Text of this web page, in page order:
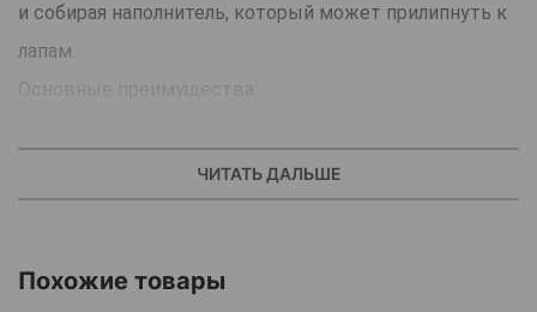
и собирая наполнитель, который может прилипнуть к
лапам.
Основные преимущества:
Высота ступеньки оптимальна для комфортного шага:
верхняя часть расположена на безопасной высоте,
опору при выходе из лотка.
ЧИТАТЬ ДАЛЬШЕ
Похожие товары